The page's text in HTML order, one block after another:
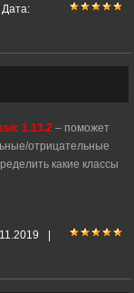
Дата:
1.13.2 – поможет
отрицательные
какие классы
|